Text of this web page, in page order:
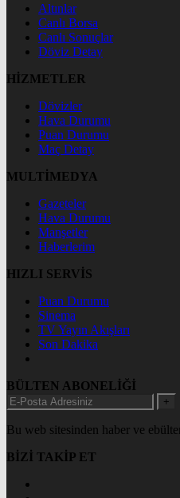
Altınlar
Canlı Borsa
Canlı Sonuçlar
Döviz Detay
HİZMETLER
Dövizler
Hava Durumu
Puan Durumu
Maç Detay
MULTİMEDYA
Gazeteler
Hava Durumu
Manşetler
Haberlerim
HIZLI SERVİS
Puan Durumu
Sinema
TV Yayın Akışları
Son Dakika
BÜLTEN ABONELİĞİ
+
Bu web sitesinden haber ve
BİZİ TAKİP ET